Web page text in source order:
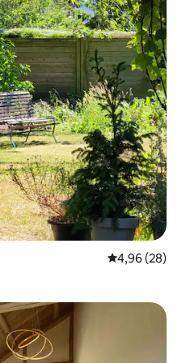
4,96 av 5 i
4,96 (28)